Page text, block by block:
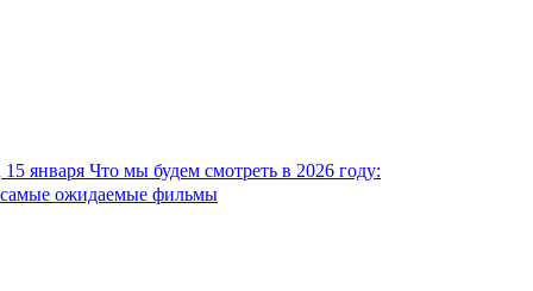
15 января Что мы будем смотреть в 2026 году:
самые ожидаемые фильмы